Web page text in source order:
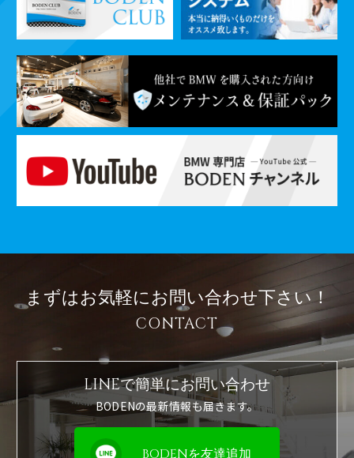
まずはお気軽にお問い合わせ下さい！
CONTACT
LINEで簡単にお問い合わせ
BODENの最新情報も届きます。
BODENを友達追加